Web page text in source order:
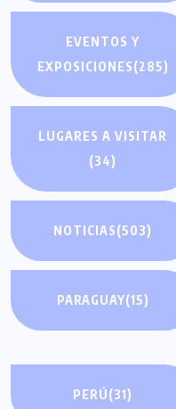
EVENTOS Y
EXPOSICIONES(285)
LUGARES A VISITAR
(34)
NOTICIAS(503)
PARAGUAY(15)
PERÚ(31)